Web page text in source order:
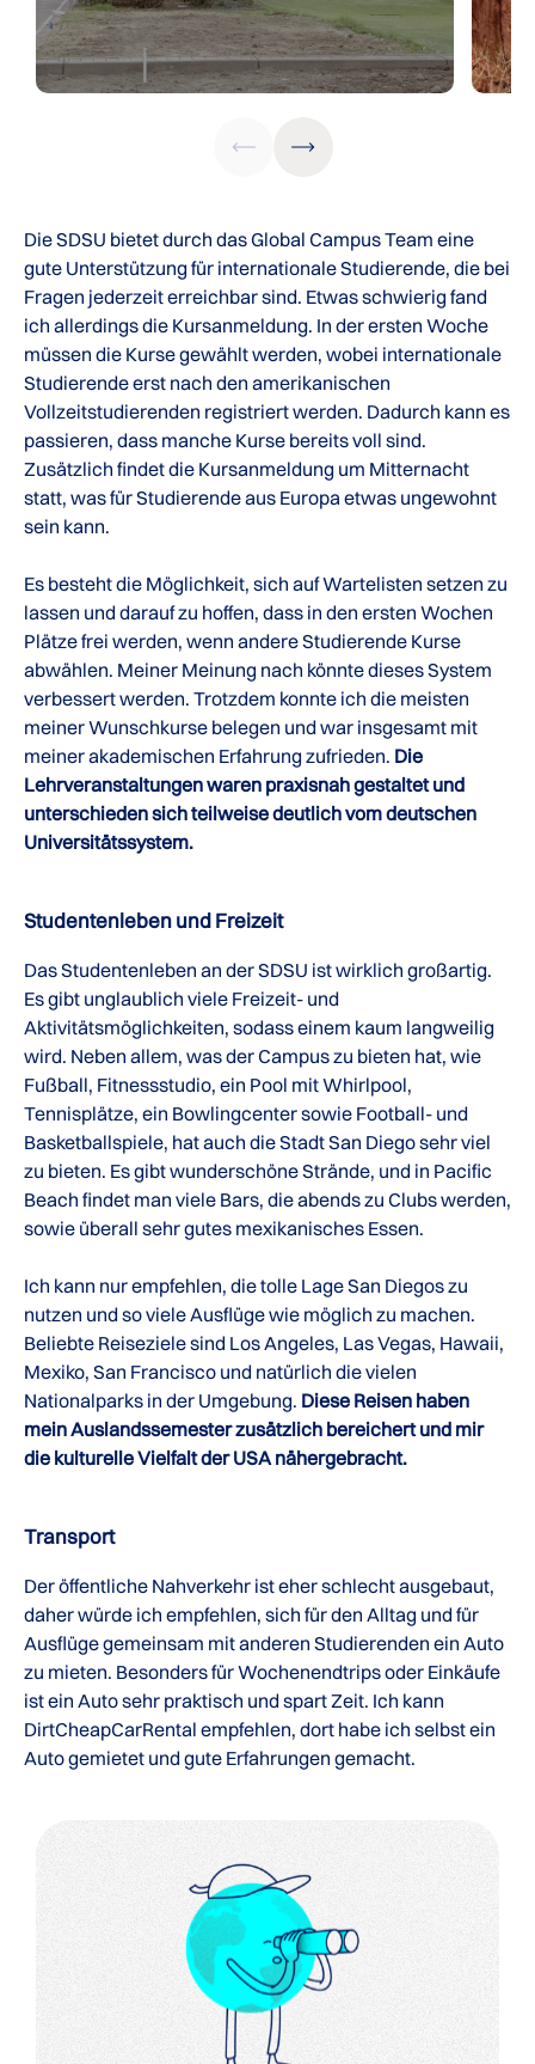
Die SDSU bietet durch das Global Campus Team eine
gute Unterstützung für internationale Studierende, die bei
Fragen jederzeit erreichbar sind. Etwas schwierig fand
ich allerdings die Kursanmeldung. In der ersten Woche
müssen die Kurse gewählt werden, wobei internationale
Studierende erst nach den amerikanischen
Vollzeitstudierenden registriert werden. Dadurch kann es
passieren, dass manche Kurse bereits voll sind.
Zusätzlich findet die Kursanmeldung um Mitternacht
statt, was für Studierende aus Europa etwas ungewohnt
sein kann.
Es besteht die Möglichkeit, sich auf Wartelisten setzen zu
lassen und darauf zu hoffen, dass in den ersten Wochen
Plätze frei werden, wenn andere Studierende Kurse
abwählen. Meiner Meinung nach könnte dieses System
verbessert werden. Trotzdem konnte ich die meisten
meiner Wunschkurse belegen und war insgesamt mit
meiner akademischen Erfahrung zufrieden. Die
Lehrveranstaltungen waren praxisnah gestaltet und
unterschieden sich teilweise deutlich vom deutschen
Universitätssystem.
Studentenleben und Freizeit
Das Studentenleben an der SDSU ist wirklich großartig.
Es gibt unglaublich viele Freizeit- und
Aktivitätsmöglichkeiten, sodass einem kaum langweilig
wird. Neben allem, was der Campus zu bieten hat, wie
Fußball, Fitnessstudio, ein Pool mit Whirlpool,
Tennisplätze, ein Bowlingcenter sowie Football- und
Basketballspiele, hat auch die Stadt San Diego sehr viel
zu bieten. Es gibt wunderschöne Strände, und in Pacific
Beach findet man viele Bars, die abends zu Clubs werden,
sowie überall sehr gutes mexikanisches Essen.
Ich kann nur empfehlen, die tolle Lage San Diegos zu
nutzen und so viele Ausflüge wie möglich zu machen.
Beliebte Reiseziele sind Los Angeles, Las Vegas, Hawaii,
Mexiko, San Francisco und natürlich die vielen
Nationalparks in der Umgebung. Diese Reisen haben
mein Auslandssemester zusätzlich bereichert und mir
die kulturelle Vielfalt der USA nähergebracht.
Transport
Der öffentliche Nahverkehr ist eher schlecht ausgebaut,
daher würde ich empfehlen, sich für den Alltag und für
Ausflüge gemeinsam mit anderen Studierenden ein Auto
zu mieten. Besonders für Wochenendtrips oder Einkäufe
ist ein Auto sehr praktisch und spart Zeit. Ich kann
DirtCheapCarRental empfehlen, dort habe ich selbst ein
Auto gemietet und gute Erfahrungen gemacht.